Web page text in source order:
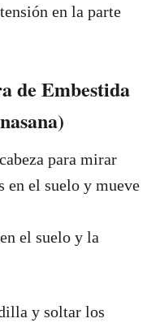
en la parte
de Embestida
para mirar
en el suelo y mueve
el suelo y la
y soltar los